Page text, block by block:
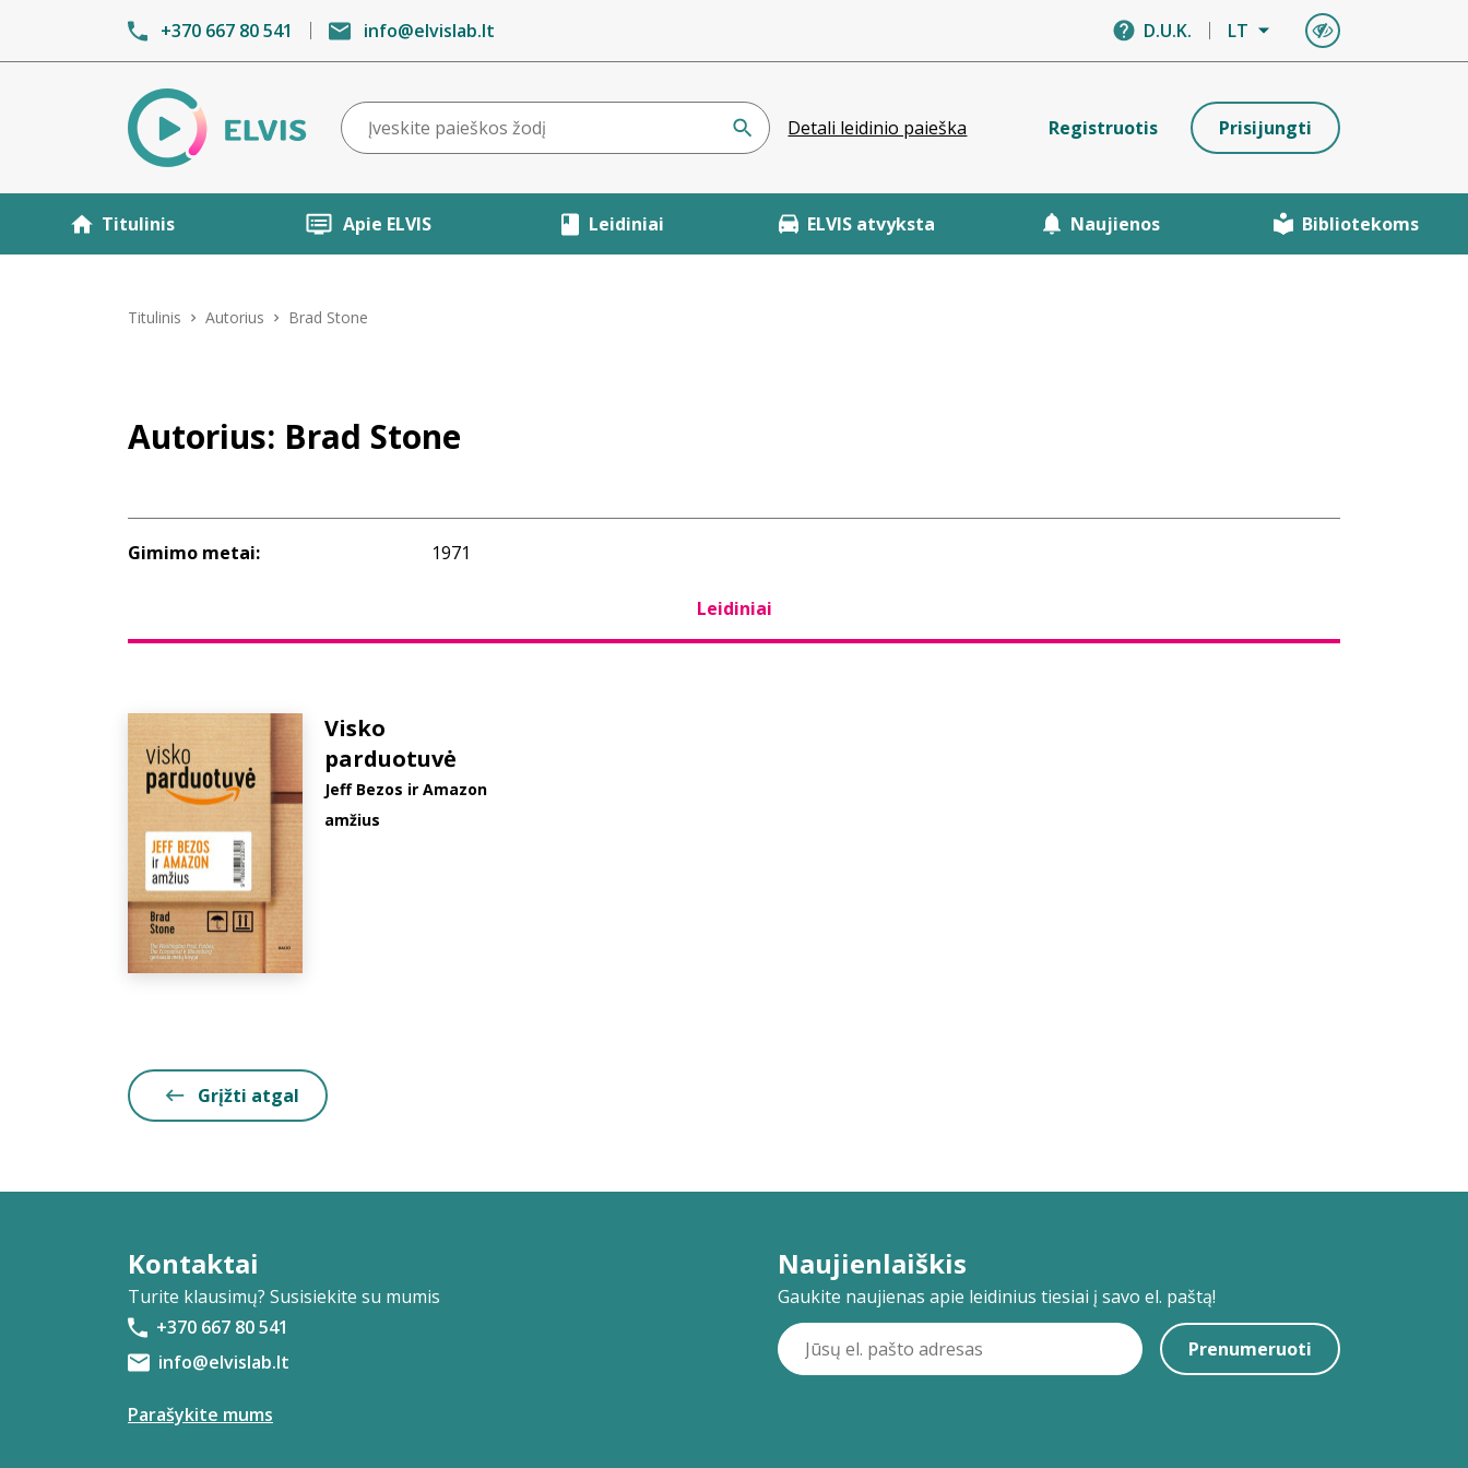
+370 667 80 541 info@elvislab.lt D.U.K. LT
Detali leidinio paieška Registruotis Prisijungti
Titulinis Apie ELVIS Leidiniai ELVIS atvyksta Naujienos Bibliotekoms
Titulinis Autorius Brad Stone
Autorius: Brad Stone
Gimimo metai: 1971
Leidiniai
Visko
parduotuvė
Jeff Bezos ir Amazon
amžius
Grįžti atgal
Kontaktai
Turite klausimų? Susisiekite su mumis
+370 667 80 541
info@elvislab.lt
Parašykite mums
Naujienlaiškis
Gaukite naujienas apie leidinius tiesiai į savo el. paštą!
Prenumeruoti